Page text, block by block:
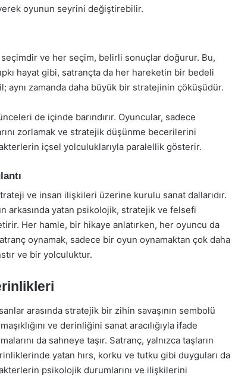
oyunun seyrini değiştirebilir.
ve her seçim, belirli sonuçlar doğurur. Bu,
hayat gibi, satrançta da her hareketin bir bedeli
aynı zamanda daha büyük bir stratejinin çöküşüdür.
de içinde barındırır. Oyuncular, sadece
zorlamak ve stratejik düşünme becerilerini
içsel yolculuklarıyla paralellik gösterir.
ve insan ilişkileri üzerine kurulu sanat dallarıdır.
arkasında yatan psikolojik, stratejik ve felsefi
Her hamle, bir hikaye anlatırken, her oyuncu da
oynamak, sadece bir oyun oynamaktan çok daha
ve bir yolculuktur.
arasında stratejik bir zihin savaşının sembolü
ve derinliğini sanat aracılığıyla ifade
da sahneye taşır. Satranç, yalnızca taşların
yatan hırs, korku ve tutku gibi duyguları da
psikolojik durumlarını ve ilişkilerini